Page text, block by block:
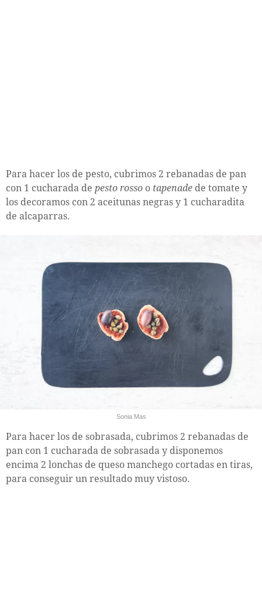
Para hacer los de pesto, cubrimos 2 rebanadas de pan
con 1 cucharada de pesto rosso o tapenade de tomate y
los decoramos con 2 aceitunas negras y 1 cucharadita
de alcaparras.
Sonia Mas
Para hacer los de sobrasada, cubrimos 2 rebanadas de
pan con 1 cucharada de sobrasada y disponemos
encima 2 lonchas de queso manchego cortadas en tiras,
para conseguir un resultado muy vistoso.